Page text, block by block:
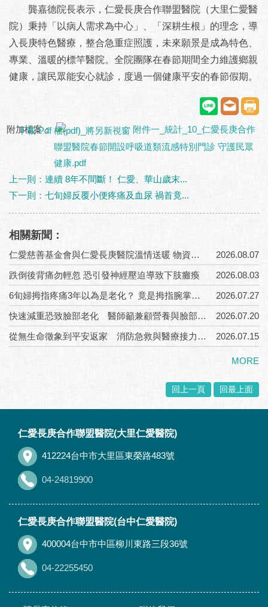
龔嘉德院長表示， 仁愛長庚合作聯盟醫院 （大里仁愛醫
院） 秉持「以病人需求為中心」、「深耕生根」的理念， 導
入長庚特色醫療，整合急重症照護， 未來願景是成為特色、
專業、溫暖的標竿醫院。 全院團隊在春節期間全力維護鄉親
健康，讓民眾能安心就診，度過一個健康平安的春節假期。
附加檔案：
附件一_統計_10_仁愛長庚合作
聯盟醫院春節開設呼吸道類流感特別門診 守護民眾
健康.pdf
上一則：連續 8年不間斷！ 仁愛、華山歲末...
下一則：七旬婦反覆小便疼痛及血尿 禍首竟...
相關新聞：
仁愛慈善基金會與仁愛長庚醫院溫情送暖 物資結合ICOPE六力評估守護長者健康
2026.08.07
跌倒後背痛勿輕忽 恐引發神經壓迫導致下肢癱瘓
2026.08.03
6旬婦拇指疼痛3年以為是老化？ 竟是拇指腕掌關節炎
2026.07.27
快速減重恐致臉部老化 醫師籲兼顧營養與臉部支撐重建
2026.07.20
從無生命徵象到平安返家 消防急救與醫療接力搶命康復
2026.07.15
MORE
回上一頁 回最上面
仁愛長庚合作聯盟醫院(大里仁愛醫院)
412224台中市大里區東榮路483號
04-24819900
仁愛長庚合作聯盟醫院(台中仁愛醫院)
400004台中市中區柳川東路三段36號
04-22255450